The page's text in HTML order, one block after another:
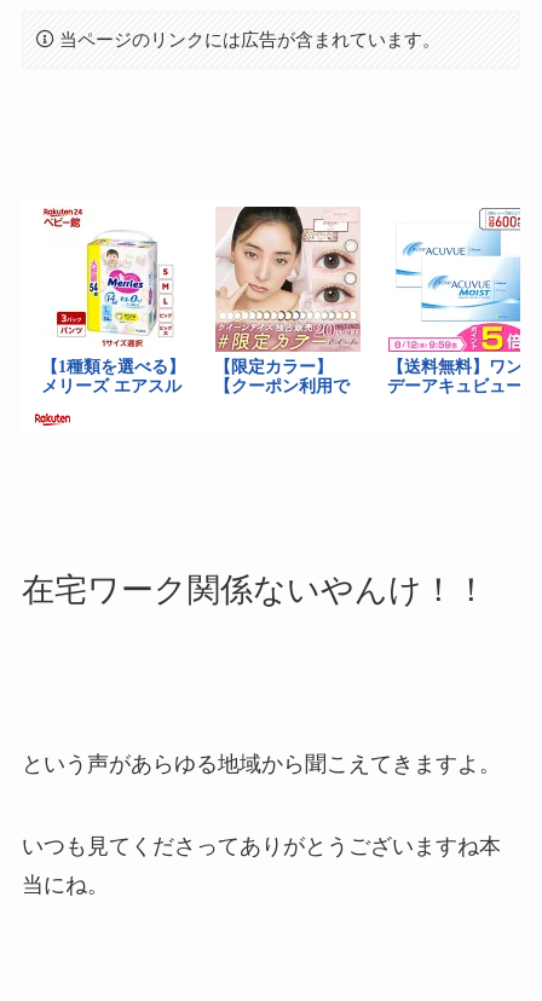
当ページのリンクには広告が含まれています。
在宅ワーク関係ないやんけ！！
という声があらゆる地域から聞こえてきますよ。
いつも見てくださってありがとうございますね本
当にね。